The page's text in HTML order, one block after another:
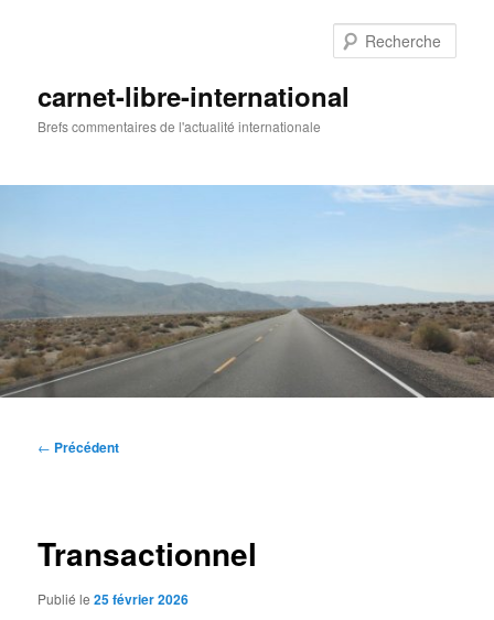
carnet-libre-international
Brefs commentaires de l'actualité internationale
Navigation
← Précédent
Transactionnel
Publié le25 février 2026